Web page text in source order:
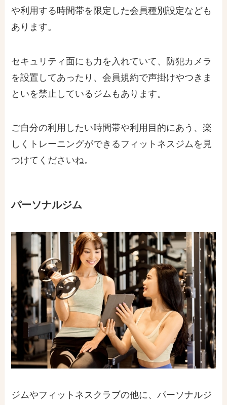
や利用する時間帯を限定した会員種別設定なども
あります。
セキュリティ面にも力を入れていて、防犯カメラ
を設置してあったり、会員規約で声掛けやつきま
といを禁止しているジムもあります。
ご自分の利用したい時間帯や利用目的にあう、楽
しくトレーニングができるフィットネスジムを見
つけてくださいね。
パーソナルジム
ジムやフィットネスクラブの他に、パーソナルジ